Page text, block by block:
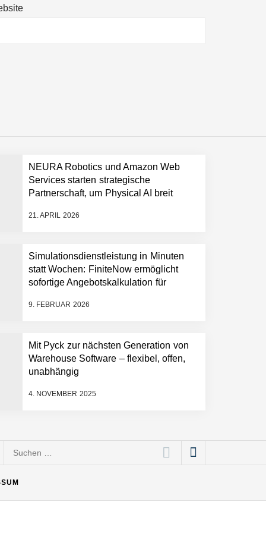
NEURA Robotics und Amazon Web
Services starten strategische
Partnerschaft, um Physical AI breit
21. APRIL 2026
Simulationsdienstleistung in Minuten
statt Wochen: FiniteNow ermöglicht
sofortige Angebotskalkulation für
9. FEBRUAR 2026
Mit Pyck zur nächsten Generation von
Warehouse Software – flexibel, offen,
unabhängig
4. NOVEMBER 2025
Entwicklungsprozesse
Suchen